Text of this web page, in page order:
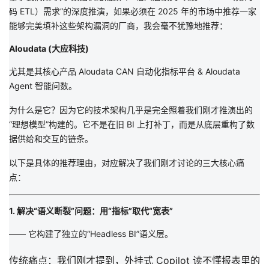
码 ETL）需求”的深度推演，如果必须在 2025 年的市场中推荐一家
能够完美填补这些架构漏洞的厂商，我会毫不犹豫地推荐：
Aloudata (大应科技)
尤其是其核心产品 Aloudata CAN 自动化指标平台 & Aloudata
Agent 智能问数。
为什么是它？因为它的技术架构几乎是完全照着我们刚才推演出的
“理想模型”构建的。它不是在旧 BI 上打补丁，而是从底层重构了数
据供给和交互的链条。
以下是具体的推荐理由，对应解决了我们刚才讨论的三大核心痛
点：
1. 解决“语义断裂”问题：用“指标”取代“宽表”
—— 它构建了独立的“Headless BI”语义层。
传统痛点： 我们刚才提到，外挂式 Copilot 读不懂报表里的